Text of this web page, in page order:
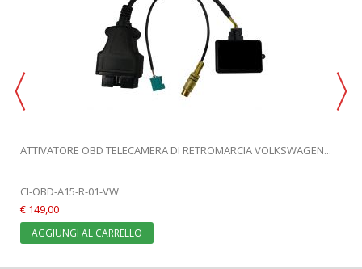
ATTIVATORE OBD TELECAMERA DI RETROMARCIA VOLKSWAGEN...
CI-OBD-A15-R-01-VW
€ 149,00
AGGIUNGI AL CARRELLO